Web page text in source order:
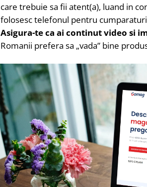
care trebuie sa fii atent(a), luand in
folosesc telefonul pentru
Asigura-te ca ai continut video si
Romanii prefera sa „vada” bine